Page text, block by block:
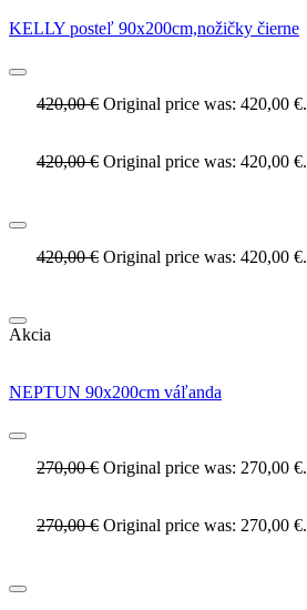
KELLY posteľ 90x200cm,nožičky čierne
420,00€ Original price was: 420,00 €.
420,00€ Original price was: 420,00 €.
420,00€ Original price was: 420,00 €.
Akcia
NEPTUN 90x200cm váľanda
270,00€ Original price was: 270,00 €.
270,00€ Original price was: 270,00 €.